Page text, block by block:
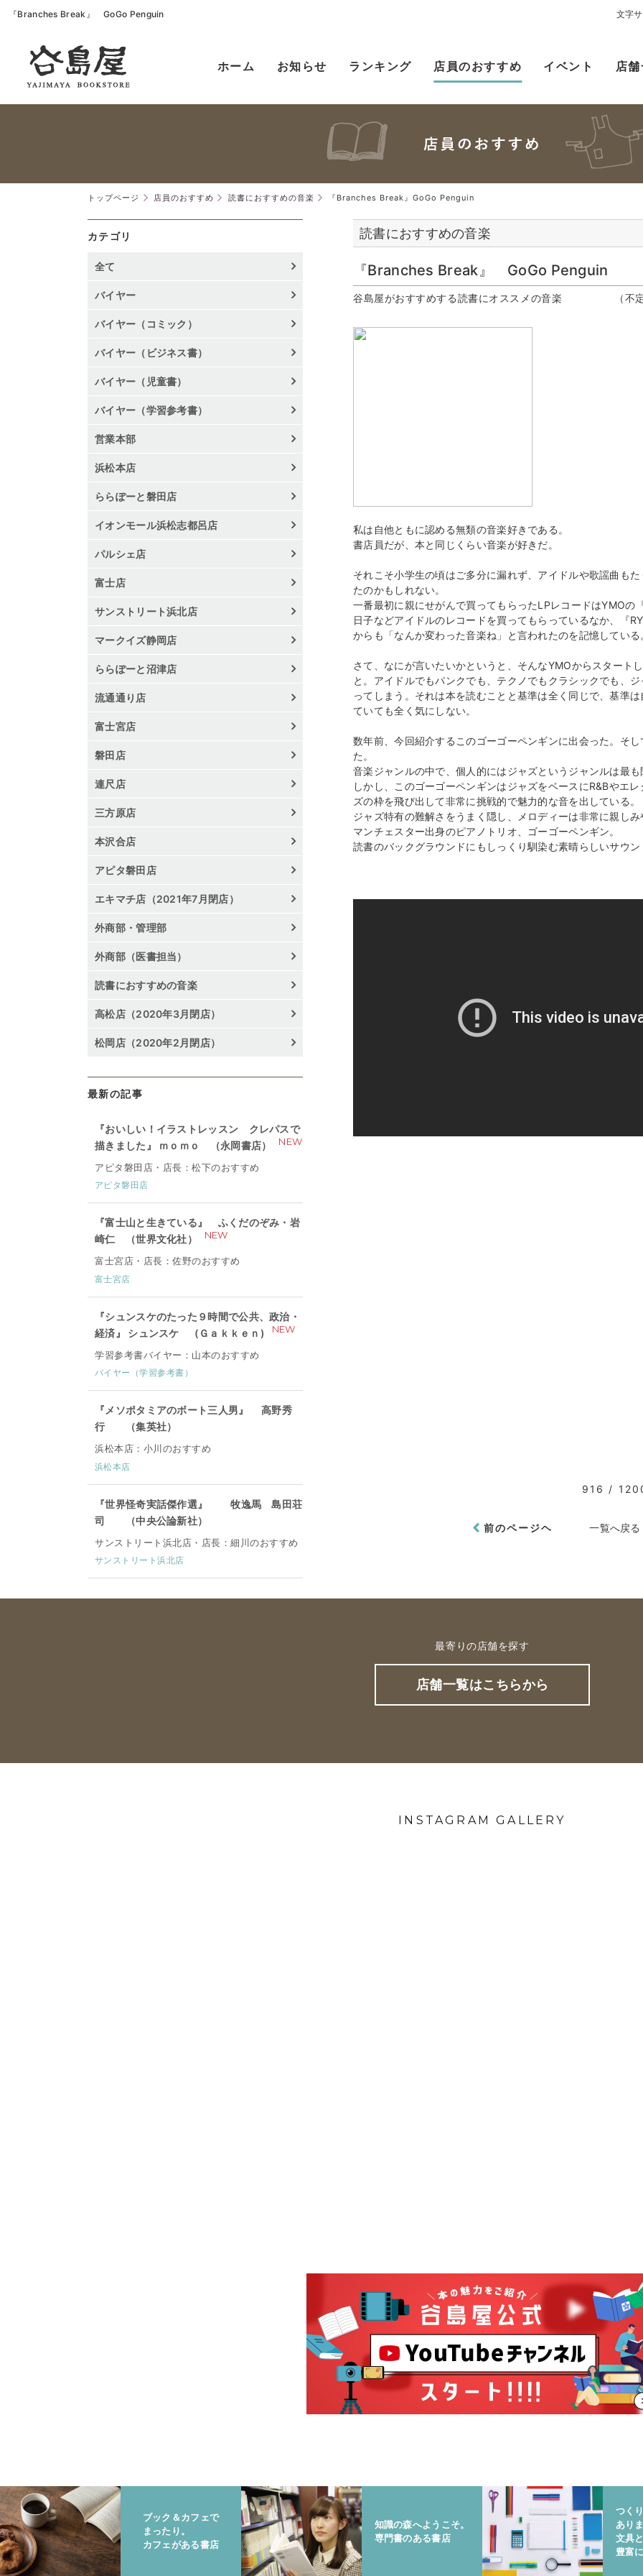
『Branches Break』 GoGo Penguin 文字
ホーム お知らせ ランキング 店員のおすすめ イベント 店
トップページ 店員のおすすめ 読書におすすめの音楽 『Branches Break』GoGo Penguin
読書におすすめの音楽
『Branches Break』 GoGo Penguin
谷島屋がおすすめする読書にオススメの音楽 （不定
私は自他ともに認める無類の音楽好きである。
書店員だが、本と同じくらい音楽が好きだ。
それこそ小学生の頃はご多分に漏れず、アイドルや歌謡曲も
たのかもしれない。
一番最初に親にせがんで買ってもらったLPレコードはYMO
日子などアイドルのレコードを買ってもらっているなか、『
からも「なんか変わった音楽ね」と言われたのを記憶している
さて、なにが言いたいかというと、そんなYMOからスタート
と。アイドルでもパンクでも、テクノでもクラシックでも、
ってしまう。それは本を読むことと基準は全く同じで、基準
ていても全く気にしない。
数年前、今回紹介するこのゴーゴーペンギンに出会った。そ
た。
音楽ジャンルの中で、個人的にはジャズというジャンルは最も
しかし、このゴーゴーペンギンはジャズをベースにR&Bやエ
ズの枠を飛び出して非常に挑戦的で魅力的な音を出している。
ジャズ特有の難解さをうまく隠し、メロディーは非常に親しみ
マンチェスター出身のピアノトリオ、ゴーゴーペンギン。
読書のバックグラウンドにもしっくり馴染む素晴らしいサウン
916 /
前のページヘ 一覧へ戻る
カテゴリ
全て
バイヤー
バイヤー（コミック）
バイヤー（ビジネス書）
バイヤー（児童書）
バイヤー（学習参考書）
営業本部
浜松本店
ららぽーと磐田店
イオンモール浜松志都呂店
パルシェ店
富士店
サンストリート浜北店
マークイズ静岡店
ららぽーと沼津店
流通通り店
富士宮店
磐田店
連尺店
三方原店
本沢合店
アピタ磐田店
エキマチ店（2021年7月閉店）
外商部・管理部
外商部（医書担当）
読書におすすめの音楽
高松店（2020年3月閉店）
松岡店（2020年2月閉店）
最新の記事
『おいしい！イラストレッスン クレパスで
描きました』 ｍｏｍｏ （永岡書店）
NEW
アピタ磐田店・店長：松下のおすすめ
アピタ磐田店
『富士山と生きている』 ふくだのぞみ・岩
崎仁 （世界文化社）
NEW
富士宮店・店長：佐野のおすすめ
富士宮店
『シュンスケのたった９時間で公共、政治・
経済』 シュンスケ (Ｇａｋｋｅｎ)
NEW
学習参考書バイヤー：山本のおすすめ
バイヤー（学習参考書）
『メソポタミアのボート三人男』 高野秀
行 （集英社）
浜松本店：小川のおすすめ
浜松本店
『世界怪奇実話傑作選』 牧逸馬 島田荘
司 （中央公論新社）
サンストリート浜北店・店長：細川のおすすめ
サンストリート浜北店
最寄りの店舗を探す
店舗一覧はこちらから
INSTAGRAM GALLERY
ブック＆カフェで
まったり。
カフェがある書店
知識の森へようこそ。
専門書のある書店
つく
ありま
文具
豊富